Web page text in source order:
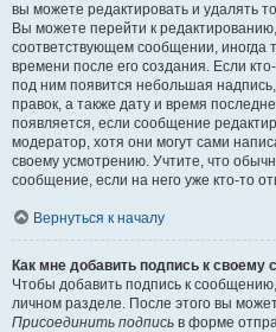
вы можете редактировать и удалять
Вы можете перейти к
соответствующем сообщении, иногда
времени после его создания. Если
под ним появится небольшая
правок, а также дату и время
появляется, если сообщение
модератор, хотя они могут сами
своему усмотрению. Учтите, что
сообщение, если на него уже кто-то
Вернуться к началу
Как мне добавить подпись к своему
Чтобы добавить подпись к
личном разделе. После этого вы
Присоединить подпись в форме